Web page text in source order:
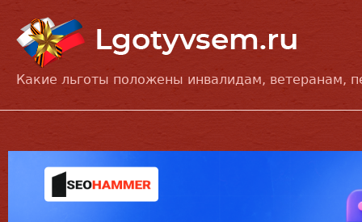
Какие льготы положены инвалидам, ветеранам,